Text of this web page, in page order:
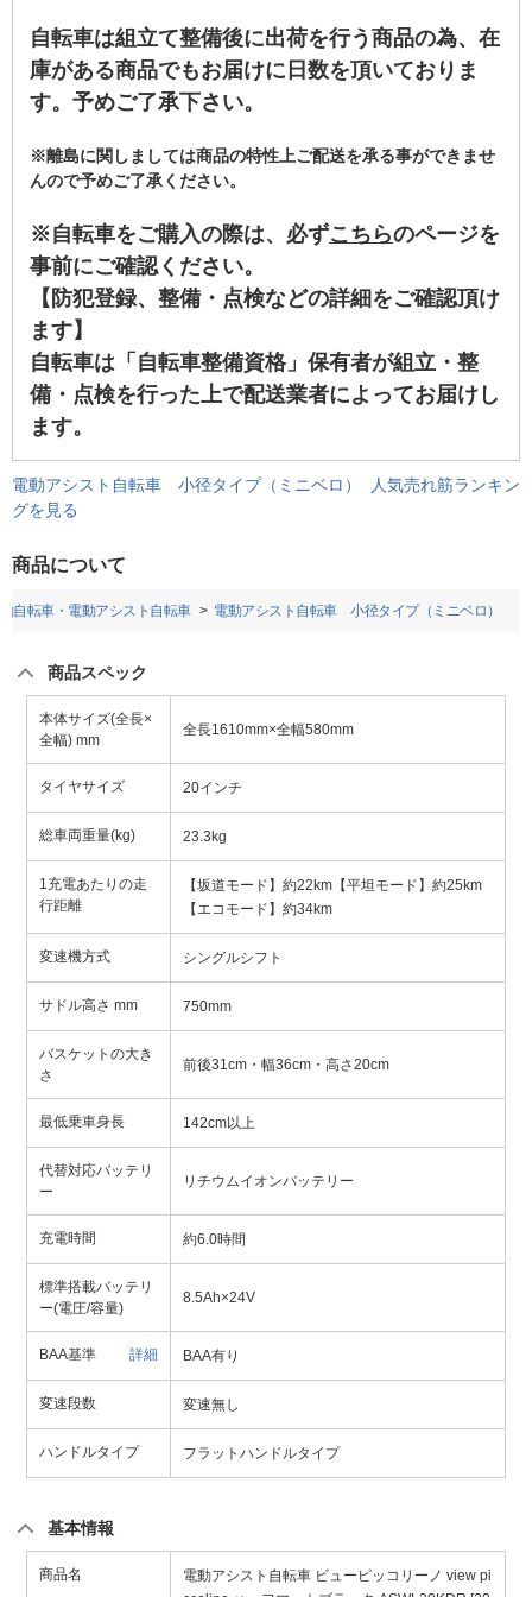
自転車は組立て整備後に出荷を行う商品の為、在
庫がある商品でもお届けに日数を頂いておりま
す。予めご了承下さい。
※離島に関しましては商品の特性上ご配送を承る事ができませ
んので予めご了承ください。
※自転車をご購入の際は、必ずこちらのページを
事前にご確認ください。
【防犯登録、整備・点検などの詳細をご確認頂け
ます】
自転車は「自転車整備資格」保有者が組立・整
備・点検を行った上で配送業者によってお届けし
ます。
電動アシスト自転車 小径タイプ（ミニベロ） 人気売れ筋ランキン
グを見る
商品について
自転車・電動アシスト自転車 電動アシスト自転車 小径タイプ（ミニベロ）
商品スペック
本体サイズ(全長×
全幅) mm
全長1610mm×全幅580mm
タイヤサイズ 20インチ
総車両重量(kg) 23.3kg
1充電あたりの走
行距離
【坂道モード】約22km【平坦モード】約25km
【エコモード】約34km
変速機方式 シングルシフト
サドル高さ mm 750mm
バスケットの大き
さ
前後31cm・幅36cm・高さ20cm
最低乗車身長 142cm以上
代替対応バッテリ
ー
リチウムイオンバッテリー
充電時間 約6.0時間
標準搭載バッテリ
ー(電圧/容量)
8.5Ah×24V
BAA基準 詳細 BAA有り
変速段数 変速無し
ハンドルタイプ フラットハンドルタイプ
基本情報
商品名
電動アシスト自転車 ビューピッコリーノ view pi